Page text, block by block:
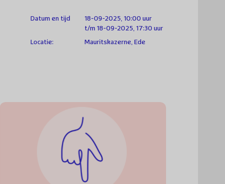
Datum en tijd
18-09-2025, 10:00 uur
t/m 18-09-2025, 17:30 uur
Locatie:
Mauritskazerne, Ede